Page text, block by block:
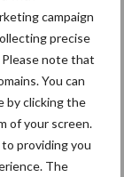
campaign
precise
note that
You can
by clicking the
of your screen.
providing you
The
Omdat
vastleggen en
met